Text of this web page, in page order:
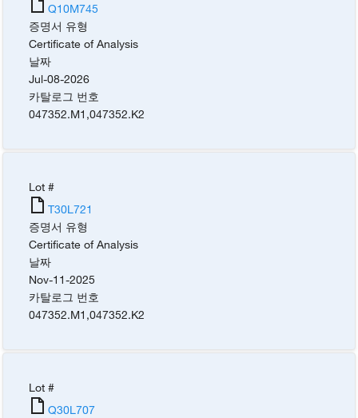
Q10M745
증명서 유형
Certificate of Analysis
날짜
Jul-08-2026
카탈로그 번호
047352.M1 ,047352.K2
Lot #
T30L721
증명서 유형
Certificate of Analysis
날짜
Nov-11-2025
카탈로그 번호
047352.M1 ,047352.K2
Lot #
Q30L707